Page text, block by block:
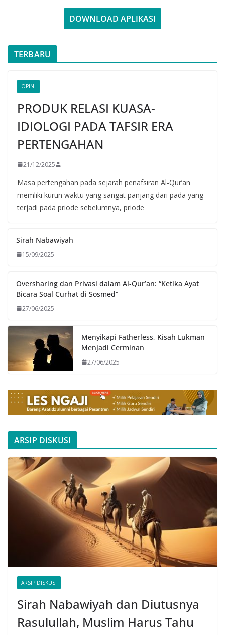
DOWNLOAD APLIKASI
TERBARU
OPINI
PRODUK RELASI KUASA-
IDIOLOGI PADA TAFSIR ERA
PERTENGAHAN
21/12/2025
Masa pertengahan pada sejarah penafsiran Al-Qur’an
memliki kurun waktu yang sangat panjang dari pada yang
terjadi pada priode sebelumnya, priode
Sirah Nabawiyah
15/09/2025
Oversharing dan Privasi dalam Al-Qur’an: “Ketika Ayat
Bicara Soal Curhat di Sosmed”
27/06/2025
Menyikapi Fatherless, Kisah Lukman
Menjadi Cerminan
27/06/2025
ARSIP DISKUSI
ARSIP DISKUSI
Sirah Nabawiyah dan Diutusnya
Rasulullah, Muslim Harus Tahu